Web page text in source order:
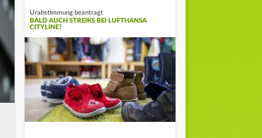
Urabstimmung beantragt
BALD AUCH STREIKS BEI LUFTHANSA
CITYLINE?